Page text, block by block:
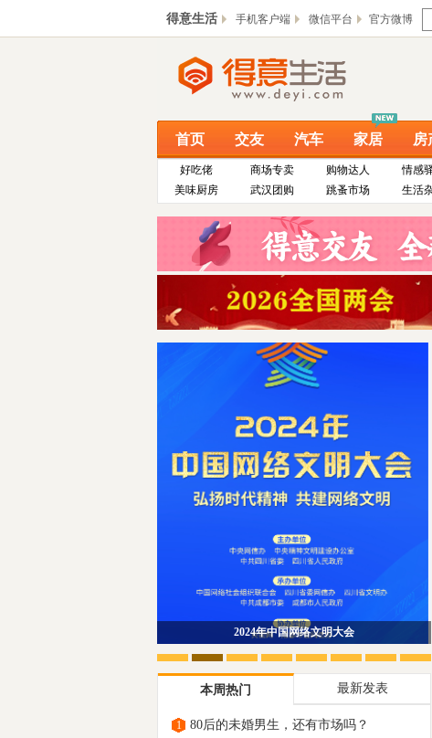
得意生活 手机客户端 微信平台 官方微博
首页 交友 汽车 家居 房
好吃佬
商场专卖 购物达人 情感
美味厨房
武汉团购 跳蚤市场 生活
趁时间没发觉让我带着你离开
本周热门 最新发表
1 80后的未婚男生，还有市场吗？